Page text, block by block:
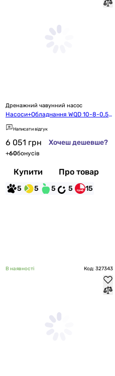
Дренажний чавунний насос
Насоси+Обладнання WQD 10-8-0,55
F
Написати відгук
6 051 грн Хочеш дешевше?
+60бонусів
Купити Про товар
5 5 5 5 15
В наявності Код: 327343